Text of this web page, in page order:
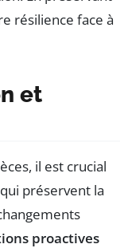
résilience face à
et
il est crucial
préservent la
proactives